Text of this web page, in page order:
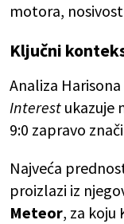
motora,
Ključni
Analiza Harisona
Interest ukazuje
9:0 zapravo
Najveća
proizlazi iz
Meteor, za koju